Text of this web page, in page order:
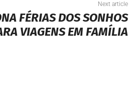
Next article
FÉRIAS DOS SONHOS
VIAGENS EM FAMÍLIA